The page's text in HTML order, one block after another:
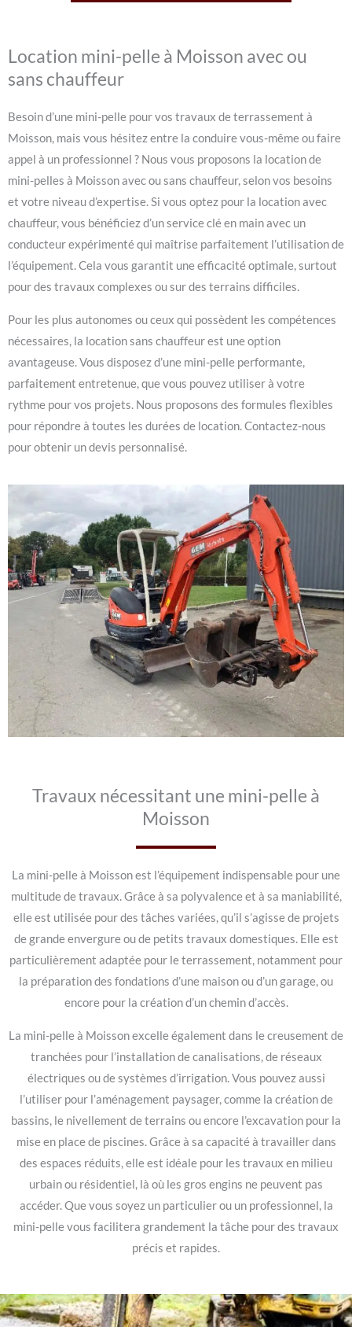
Location mini-pelle à Moisson avec ou
sans chauffeur
Besoin d’une mini-pelle pour vos travaux de terrassement à
Moisson, mais vous hésitez entre la conduire vous-même ou faire
appel à un professionnel ? Nous vous proposons la location de
mini-pelles à Moisson avec ou sans chauffeur, selon vos besoins
et votre niveau d’expertise. Si vous optez pour la location avec
chauffeur, vous bénéficiez d’un service clé en main avec un
conducteur expérimenté qui maîtrise parfaitement l’utilisation de
l’équipement. Cela vous garantit une efficacité optimale, surtout
pour des travaux complexes ou sur des terrains difficiles.
Pour les plus autonomes ou ceux qui possèdent les compétences
nécessaires, la location sans chauffeur est une option
avantageuse. Vous disposez d’une mini-pelle performante,
parfaitement entretenue, que vous pouvez utiliser à votre
rythme pour vos projets. Nous proposons des formules flexibles
pour répondre à toutes les durées de location. Contactez-nous
pour obtenir un devis personnalisé.
Travaux nécessitant une mini-pelle à
Moisson
La mini-pelle à Moisson est l’équipement indispensable pour une
multitude de travaux. Grâce à sa polyvalence et à sa maniabilité,
elle est utilisée pour des tâches variées, qu’il s’agisse de projets
de grande envergure ou de petits travaux domestiques. Elle est
particulièrement adaptée pour le terrassement, notamment pour
la préparation des fondations d’une maison ou d’un garage, ou
encore pour la création d’un chemin d’accès.
La mini-pelle à Moisson excelle également dans le creusement de
tranchées pour l’installation de canalisations, de réseaux
électriques ou de systèmes d’irrigation. Vous pouvez aussi
l’utiliser pour l’aménagement paysager, comme la création de
bassins, le nivellement de terrains ou encore l’excavation pour la
mise en place de piscines. Grâce à sa capacité à travailler dans
des espaces réduits, elle est idéale pour les travaux en milieu
urbain ou résidentiel, là où les gros engins ne peuvent pas
accéder. Que vous soyez un particulier ou un professionnel, la
mini-pelle vous facilitera grandement la tâche pour des travaux
précis et rapides.